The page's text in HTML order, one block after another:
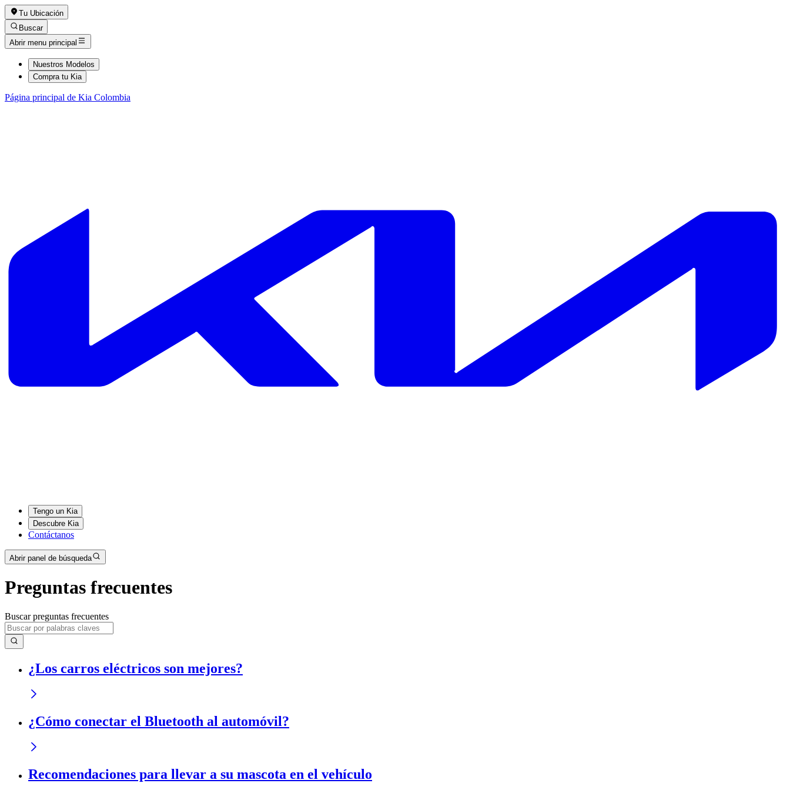
Tu Ubicación
Buscar
Abrir menu principal
Nuestros Modelos
Compra tu Kia
Página principal de Kia Colombia
Tengo un Kia
Descubre Kia
Contáctanos
Abrir panel de búsqueda
Preguntas frecuentes
Buscar preguntas frecuentes
¿Los carros eléctricos son mejores?
¿Cómo conectar el Bluetooth al automóvil?
Recomendaciones para llevar a su mascota en el vehículo